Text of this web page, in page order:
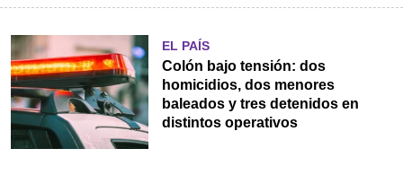
EL PAÍS
Colón bajo tensión: dos
homicidios, dos menores
baleados y tres detenidos en
distintos operativos